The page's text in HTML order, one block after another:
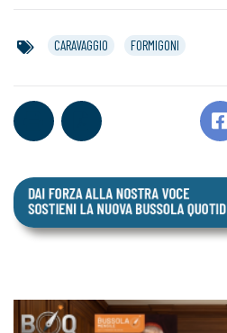
CARAVAGGIO FORMIGONI